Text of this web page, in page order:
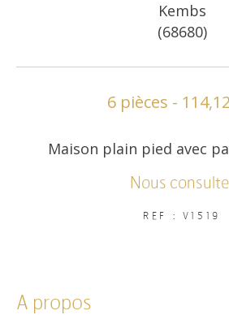
Kembs
(68680)
6 pièces -
Maison plain pied avec
Nous
REF : V1519
a propos
RECHERCHER